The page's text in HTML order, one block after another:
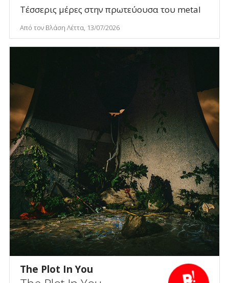
Τέσσερις μέρες στην πρωτεύουσα του metal
Από τον Βλάση Λέττα, 13/07/2026
The Plot In You